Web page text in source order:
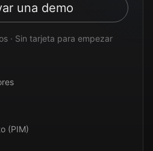
una demo
· Sin tarjeta para empezar
(PIM)